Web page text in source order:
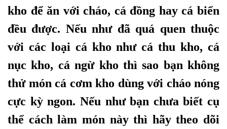
kho để ăn với cháo, cá đồng hay cá biển
đều được. Nếu như đã quá quen thuộc
với các loại cá kho như cá thu kho, cá
nục kho, cá ngừ kho thì sao bạn không
thử món cá cơm kho dùng với cháo nóng
cực kỳ ngon. Nếu như bạn chưa biết cụ
thể cách làm món này thì hãy theo dõi